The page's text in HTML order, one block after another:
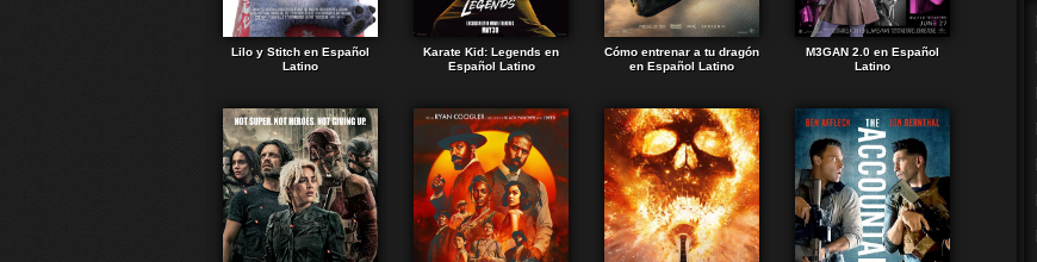
Lilo y Stitch en Español
Latino
Karate Kid: Legends en
Español Latino
Cómo entrenar a tu dragón
en Español Latino
M3GAN 2.0 en Español
Latino